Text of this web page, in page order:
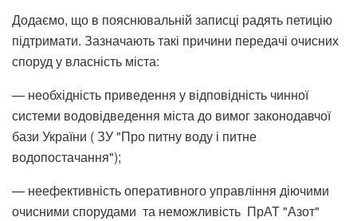
Додаємо, що в пояснювальній записці радять петицію
підтримати. Зазначають такі причини передачі очисних
споруд у власність міста:
— необхідність приведення у відповідність чинної
системи водовідведення міста до вимог законодавчої
бази України ( ЗУ "Про питну воду і питне
водопостачання");
— неефективність оперативного управління діючими
очисними спорудами та неможливість ПрАТ "Азот"